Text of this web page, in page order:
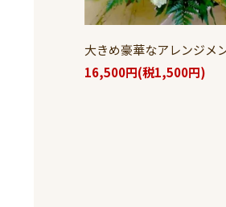
大きめ豪華なアレンジメ
16,500円(税1,500円)